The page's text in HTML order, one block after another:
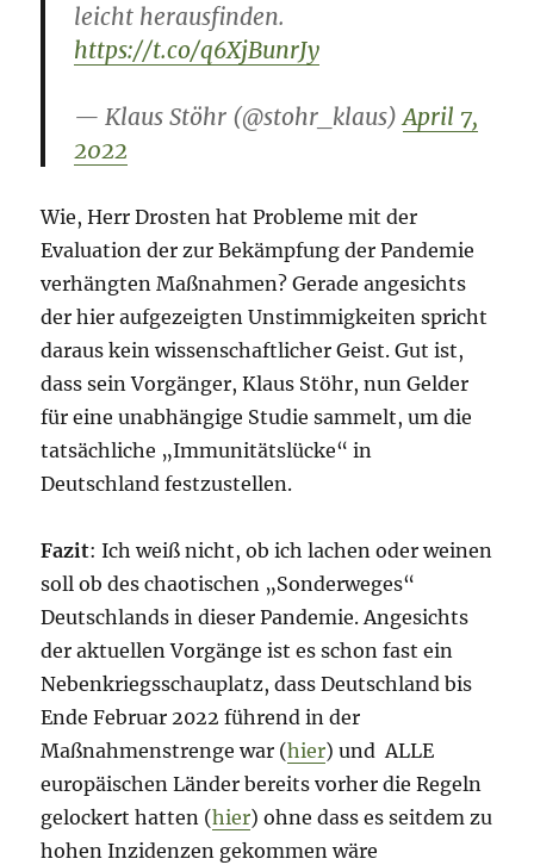
leicht herausfinden.
https://t.co/q6XjBunrJy
— Klaus Stöhr (@stohr_klaus)April 7,
2022
Wie, Herr Drosten hat Probleme mit der
Evaluation der zur Bekämpfung der Pandemie
verhängten Maßnahmen? Gerade angesichts
der hier aufgezeigten Unstimmigkeiten spricht
daraus kein wissenschaftlicher Geist. Gut ist,
dass sein Vorgänger, Klaus Stöhr, nun Gelder
für eine unabhängige Studie sammelt, um die
tatsächliche „Immunitätslücke“ in
Deutschland festzustellen.
Fazit: Ich weiß nicht, ob ich lachen oder weinen
soll ob des chaotischen „Sonderweges“
Deutschlands in dieser Pandemie. Angesichts
der aktuellen Vorgänge ist es schon fast ein
Nebenkriegsschauplatz, dass Deutschland bis
Ende Februar 2022 führend in der
Maßnahmenstrenge war (hier) und ALLE
europäischen Länder bereits vorher die Regeln
gelockert hatten (hier) ohne dass es seitdem zu
hohen Inzidenzen gekommen wäre